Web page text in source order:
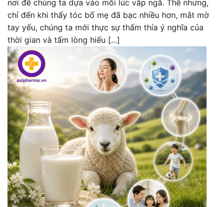
nơi để chúng ta dựa vào mỗi lúc vấp ngã. Thế nhưng,
chỉ đến khi thấy tóc bố mẹ đã bạc nhiều hơn, mắt mờ
tay yếu, chúng ta mới thực sự thấm thía ý nghĩa của
thời gian và tấm lòng hiếu [...]